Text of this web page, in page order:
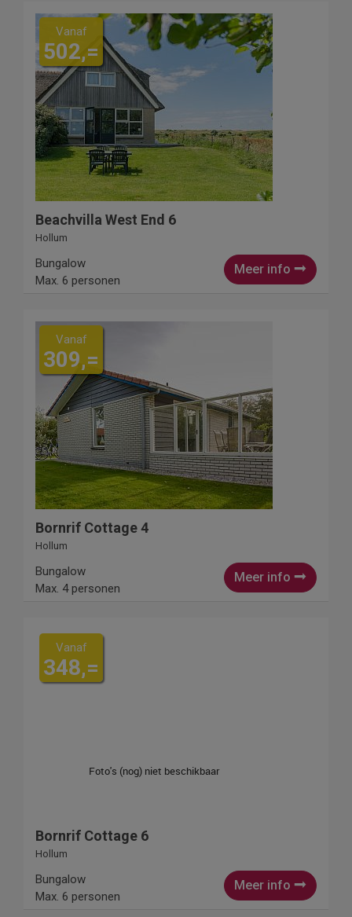
Vanaf
502,=
Beachvilla West End 6
Hollum
Meer info
Bungalow
Max. 6 personen
Vanaf
309,=
Bornrif Cottage 4
Hollum
Meer info
Bungalow
Max. 4 personen
Vanaf
348,=
Bornrif Cottage 6
Hollum
Meer info
Bungalow
Max. 6 personen